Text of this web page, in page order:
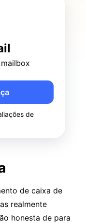
de
de caixa de
realmente
honesta de para